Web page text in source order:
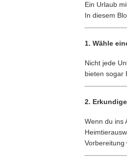
Ein Urlaub
In diesem
1. Wähle
Nicht jede
bieten sogar
2.
Wenn du ins
Vorbereitung